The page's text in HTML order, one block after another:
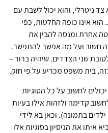
צד ניטרלי, והוא יכול לשבת עם
הוא אינו כופה החלטות, כפי
אחרת ומנסה להבין את
חשוב ועל מה אפשר להתפשר.
שני הצדדים. שיהיה ברור –
בית משפט מכריע על פי חוק.
יכולים לחשוב על כל הסוגיות
קדימה ולזהות אילו בעיות
בתמונה). וכאן בא לידי
איתו את הניסיון בסוגיות אלו